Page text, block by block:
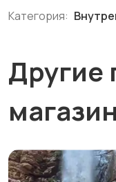
Категория:
Другие